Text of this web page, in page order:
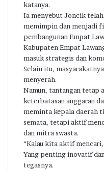
katanya.
Ia menyebut Joncik
memimpin dan menjadi
pembangunan Empat
Kabupaten Empat
masuk strategis dan
Selain itu,
menyerah.
Namun, tantangan tetap
keterbatasan anggaran
meminta kepala daerah
semata, tetapi aktif
dan mitra swasta.
“Kalau kita aktif
Yang penting inovatif
tegasnya.